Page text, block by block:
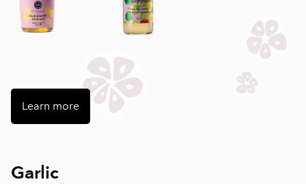
Learn more
Garlic